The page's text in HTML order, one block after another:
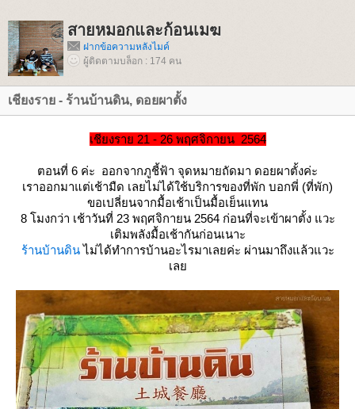
สายหมอกและก้อนเมฆ
ฝากข้อความหลังไมค์
ผู้ติดตามบล็อก : 174 คน
เชียงราย - ร้านบ้านดิน, ดอยผาตั้ง
เชียงราย 21 - 26 พฤศจิกายน 2564
ตอนที่ 6 ค่ะ ออกจากภูชี้ฟ้า จุดหมายถัดมา ดอยผาตั้งค่ะ
เราออกมาแต่เช้ามืด เลยไม่ได้ใช้บริการของที่พัก บอกพี่ (ที่พัก)
ขอเปลี่ยนจากมื้อเช้าเป็นมื้อเย็นแทน
8 โมงกว่า เช้าวันที่ 23 พฤศจิกายน 2564 ก่อนที่จะเข้าผาตั้ง แวะ
เติมพลังมื้อเช้ากันก่อนเนาะ
ร้านบ้านดินไม่ได้ทำการบ้านอะไรมาเลยค่ะ ผ่านมาถึงแล้วแวะ
เล